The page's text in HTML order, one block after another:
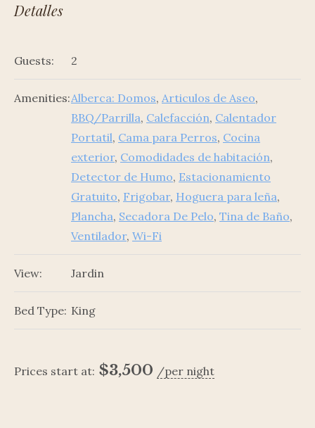
Detalles
Guests: 2
Amenities:Alberca: Domos, Articulos de Aseo,
BBQ/Parrilla, Calefacción, Calentador
Portatil, Cama para Perros, Cocina
exterior, Comodidades de habitación,
Detector de Humo, Estacionamiento
Gratuito, Frigobar, Hoguera para leña,
Plancha, Secadora De Pelo, Tina de Baño,
Ventilador, Wi-Fi
View: Jardin
Bed Type: King
Prices start at: $3,500 per night